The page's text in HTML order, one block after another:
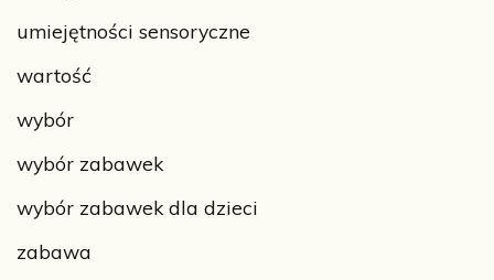
umiejętności sensoryczne
wartość
wybór
wybór zabawek
wybór zabawek dla dzieci
zabawa